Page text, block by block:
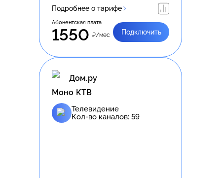
Подробнее о тарифе
Абонентская плата
1550 ₽/мес Подключить
Дом.ру
Моно КТВ
Телевидение
Кол-во каналов: 59